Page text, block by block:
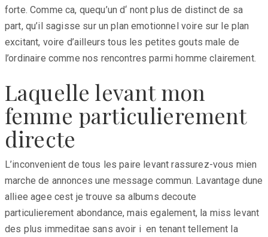
forte. Comme ca, quequ’un d‘ nont plus de distinct de sa
part, qu’il sagisse sur un plan emotionnel voire sur le plan
excitant, voire d’ailleurs tous les petites gouts male de
l’ordinaire comme nos rencontres parmi homme clairement.
Laquelle levant mon
femme particulierement
directe
L’inconvenient de tous les paire levant rassurez-vous mien
marche de annonces une message commun. Lavantage dune
alliee agee cest je trouve sa albums decoute
particulierement abondance, mais egalement, la miss levant
des plus immeditae sans avoir i en tenant tellement la